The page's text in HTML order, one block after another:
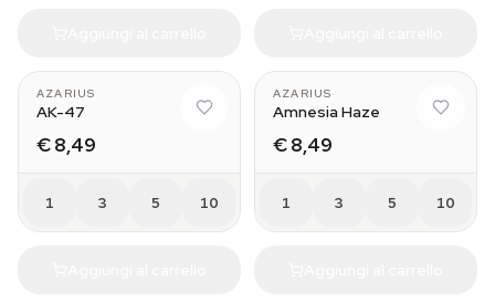
AZARIUS
AK-47
€ 8,49
1 3 5 10
AZARIUS
Amnesia Haze
€ 8,49
1 3 5 10